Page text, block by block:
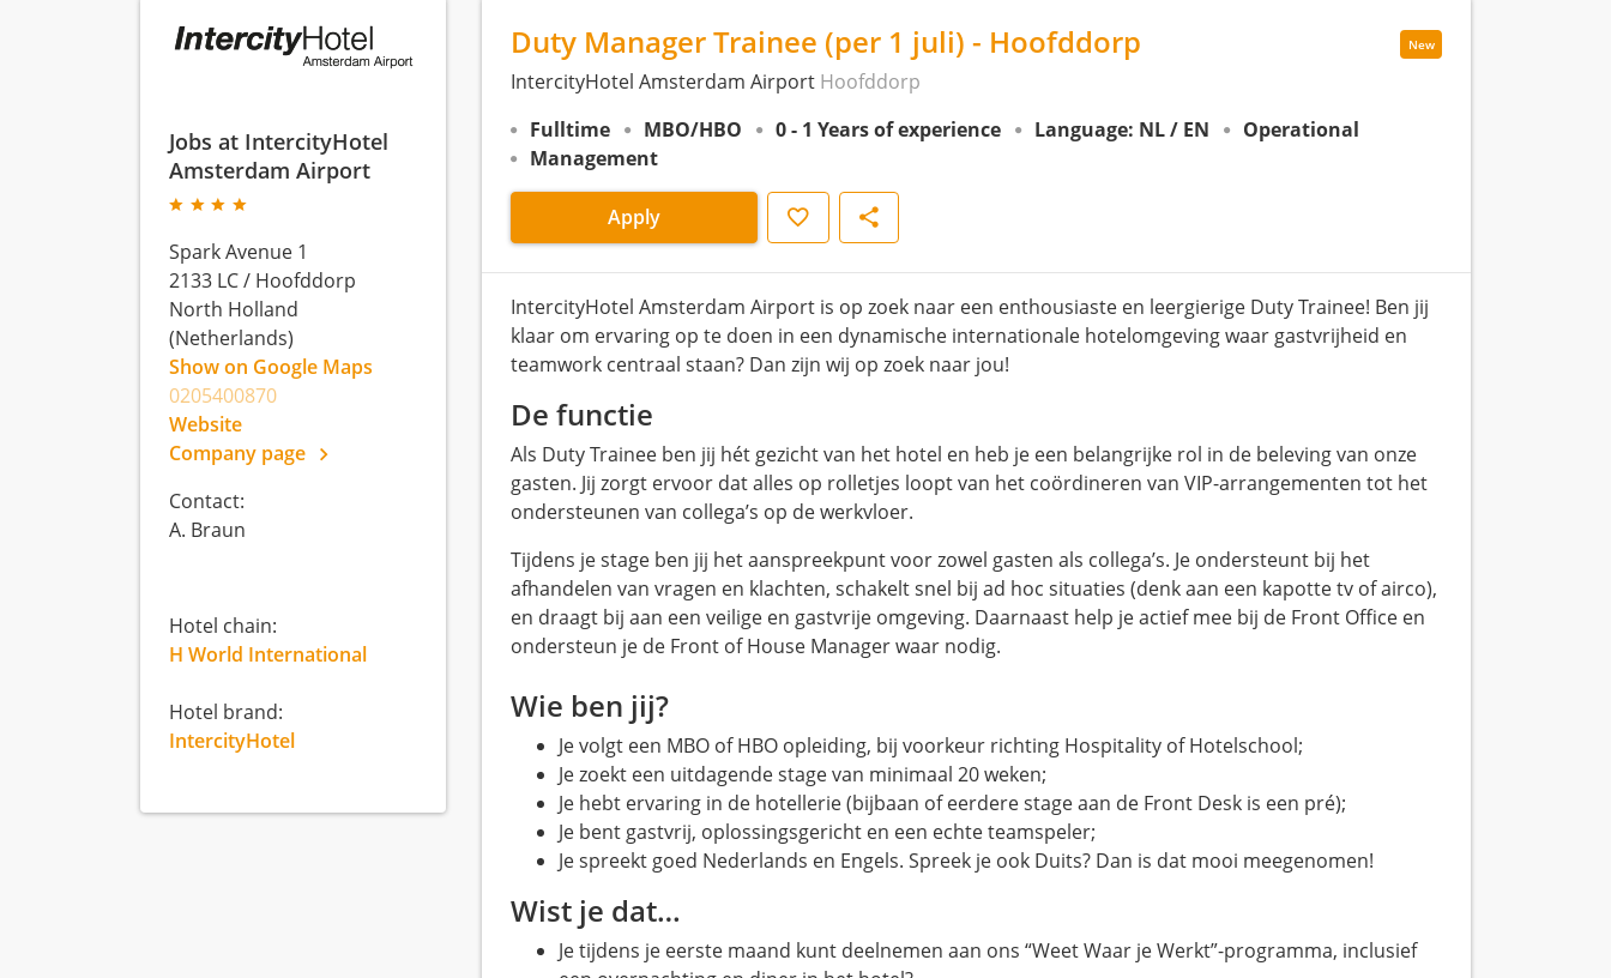
New
Duty Manager Trainee (per 1 juli) - Hoofddorp
IntercityHotel Amsterdam Airport Hoofddorp
Fulltime
MBO/HBO 0 - 1 Years of experience Language: NL / EN
Operational
Management
Apply Save Share
IntercityHotel Amsterdam Airport is op zoek naar een enthousiaste en leergierige Duty Trainee! Ben jij
klaar om ervaring op te doen in een dynamische internationale hotelomgeving waar gastvrijheid en
teamwork centraal staan? Dan zijn wij op zoek naar jou!
De functie
Als Duty Trainee ben jij hét gezicht van het hotel en heb je een belangrijke rol in de beleving van onze
gasten. Jij zorgt ervoor dat alles op rolletjes loopt van het coördineren van VIP-arrangementen tot het
ondersteunen van collega’s op de werkvloer.
Tijdens je stage ben jij het aanspreekpunt voor zowel gasten als collega’s. Je ondersteunt bij het
afhandelen van vragen en klachten, schakelt snel bij ad hoc situaties (denk aan een kapotte tv of airco),
en draagt bij aan een veilige en gastvrije omgeving. Daarnaast help je actief mee bij de Front Office en
ondersteun je de Front of House Manager waar nodig.
Wie ben jij?
Je volgt een MBO of HBO opleiding, bij voorkeur richting Hospitality of Hotelschool;
Je zoekt een uitdagende stage van minimaal 20 weken;
Je hebt ervaring in de hotellerie (bijbaan of eerdere stage aan de Front Desk is een pré);
Je bent gastvrij, oplossingsgericht en een echte teamspeler;
Je spreekt goed Nederlands en Engels. Spreek je ook Duits? Dan is dat mooi meegenomen!
Wist je dat…
Je tijdens je eerste maand kunt deelnemen aan ons “Weet Waar je Werkt”-programma, inclusief
Jobs at IntercityHotel
Amsterdam Airport
Spark Avenue 1
2133 LC/ Hoofddorp
North Holland
(Netherlands)
Show on Google Maps
0205400870
Website
Company page
Contact:
A. Braun
Hotel chain:
H World International
Hotel brand:
IntercityHotel